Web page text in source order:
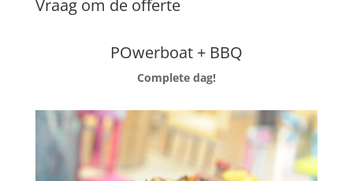
Vraag om de offerte
POwerboat + BBQ
Complete dag!